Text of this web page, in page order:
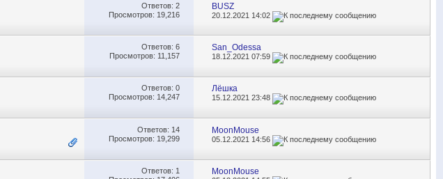
Ответов: 2
Просмотров: 19,216
BUSZ
20.12.2021 14:02
Ответов: 6
Просмотров: 11,157
San_Odessa
18.12.202107:59
Ответов: 0
Просмотров: 14,247
Лёшка
15.12.202123:48
Ответов: 14
Просмотров: 19,299
MoonMouse
05.12.2021 14:56
Ответов: 1
MoonMouse